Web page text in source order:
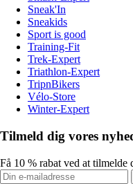
Sneak'In
Sneakids
Sport is good
Training-Fit
Trek-Expert
Triathlon-Expert
TripnBikers
Vélo-Store
Winter-Expert
Tilmeld dig vores
Få 10 % rabat ved at tilmelde